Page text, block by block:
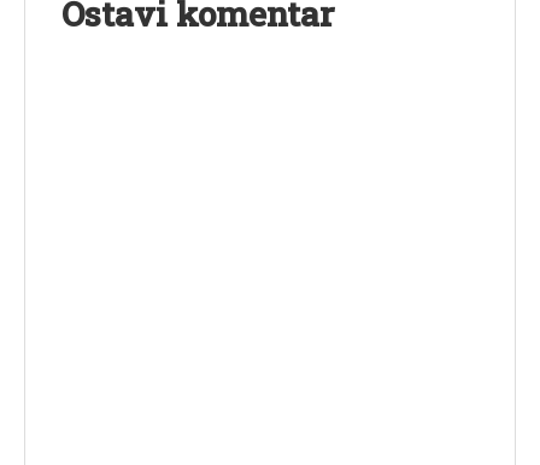
Ostavi komentar